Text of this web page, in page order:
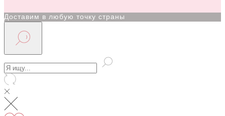
Доставим в любую точку страны
По Москве курьер в день оформления заказа
-5% на первый заказ (товар на скидках не участвует в
акции)
Адрес: г.Москва, мкр Северное Чертаново 1А,
м.Чертановская.